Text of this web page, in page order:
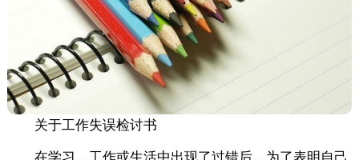
关于工作失误检讨书